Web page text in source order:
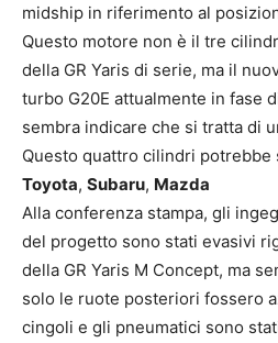
midship in riferimento al
Questo motore non è il tre
della GR Yaris di serie, ma il
turbo G20E attualmente in fase
sembra indicare che si tratta di
Questo quattro cilindri potrebbe
Toyota, Subaru, Mazda
Alla conferenza stampa, gli
del progetto sono stati evasivi
della GR Yaris M Concept, ma
solo le ruote posteriori fossero
cingoli e gli pneumatici sono